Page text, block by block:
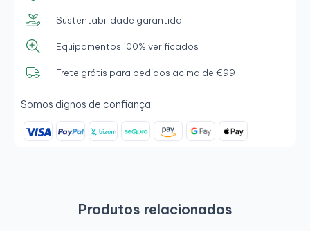
Sustentabilidade garantida
Equipamentos 100% verificados
Frete grátis para pedidos acima de €99
Somos dignos de confiança:
Produtos relacionados